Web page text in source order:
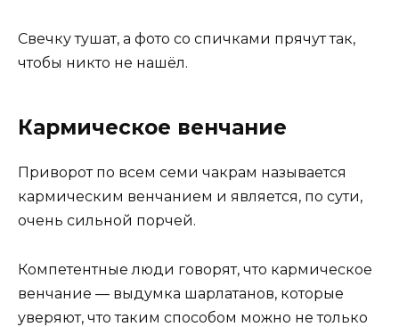
Свечку тушат, а фото со спичками прячут так,
чтобы никто не нашёл.
Кармическое венчание
Приворот по всем семи чакрам называется
кармическим венчанием и является, по сути,
очень сильной порчей.
Компетентные люди говорят, что кармическое
венчание — выдумка шарлатанов, которые
уверяют, что таким способом можно не только